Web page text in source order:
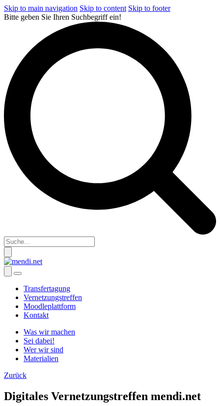
Skip to main navigation Skip to content Skip to footer
Bitte geben Sie Ihren Suchbegriff ein!
Transfertagung
Vernetzungstreffen
Moodleplattform
Kontakt
Was wir machen
Sei dabei!
Wer wir sind
Materialien
Zurück
Digitales Vernetzungstreffen mendi.net